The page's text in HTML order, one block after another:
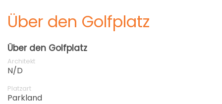
Über den Golfplatz
Über den Golfplatz
Architekt
N/D
Platzart
Parkland